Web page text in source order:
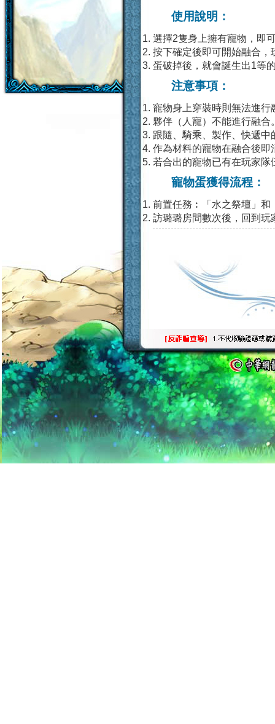
使用說明：
選擇2隻身上擁有寵物，即
按下確定後即可開始融合
蛋破掉後，就會誕生出1等
注意事項：
寵物身上穿裝時則無法進行
夥伴（人寵）不能進行融合
跟隨、騎乘、製作、快遞中
作為材料的寵物在融合後
若合出的寵物已有在玩家
寵物蛋獲得流程：
前置任務︰「水之祭壇」
訪璐璐房間數次後，回到